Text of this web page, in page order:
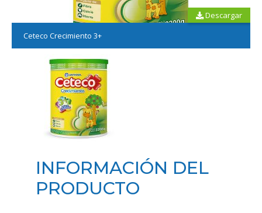
Ceteco Crecimiento 3+
Descargar
INFORMACIÓN DEL
PRODUCTO